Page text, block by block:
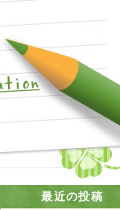
最近の投稿